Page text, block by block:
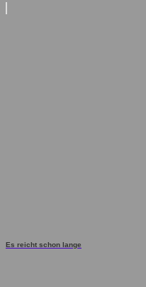
Es reicht schon lange